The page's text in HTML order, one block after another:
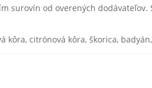
surovín od overených
citrónová kôra, škorica,